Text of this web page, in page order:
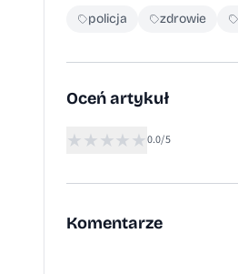
policja zdrowie
Oceń artykuł
★ ★ ★★ ★0.0/5
Komentarze